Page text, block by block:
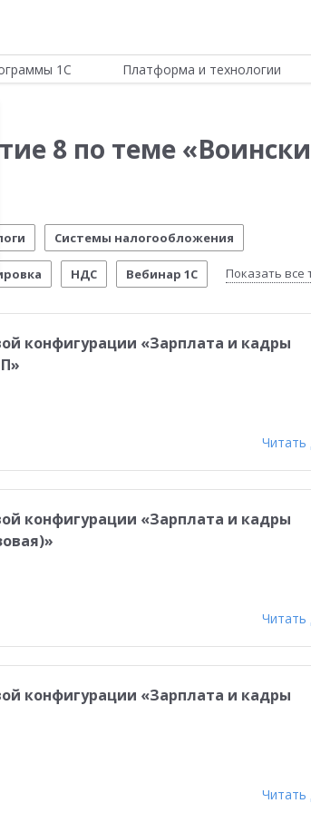
1С Платформа и технологии
8 по теме
Системы налогообложения
НДС Вебинар 1С Показать все
Отчетность по МСФО Новости Платформы
управления предприятием Управление
Мобильное
Управленческий учет Отраслевые
1С-ЭДО Интернет-торговля
Обучение персонала
конфигурации «Зарплата и кадры
Читать
конфигурации «Зарплата и кадры
Читать
конфигурации «Зарплата и кадры
Читать